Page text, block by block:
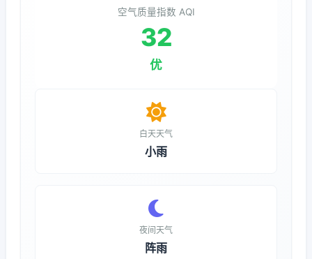
空气质量指数 AQI
32
优
白天天气
小雨
夜间天气
阵雨